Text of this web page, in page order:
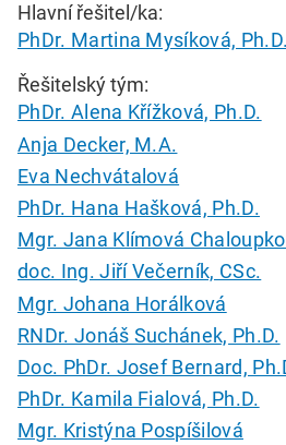
Hlavní řešitel/ka:
PhDr. Martina Mysíková, Ph.D.
Řešitelský tým:
PhDr. Alena Křížková, Ph.D.
Anja Decker, M.A.
Eva Nechvátalová
PhDr. Hana Hašková, Ph.D.
Mgr. Jana Klímová
doc. Ing. Jiří Večerník, CSc.
Mgr. Johana Horálková
RNDr. Jonáš Suchánek, Ph.D.
Doc. PhDr. Josef Bernard,
PhDr. Kamila Fialová, Ph.D.
Mgr. Kristýna Pospíšilová